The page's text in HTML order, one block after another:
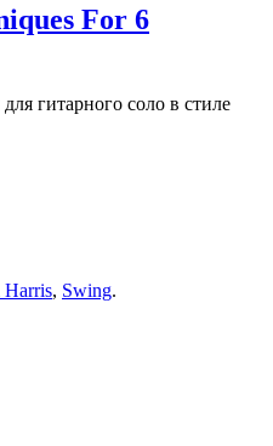
For 6
гитарного соло в стиле
Harris, Swing.